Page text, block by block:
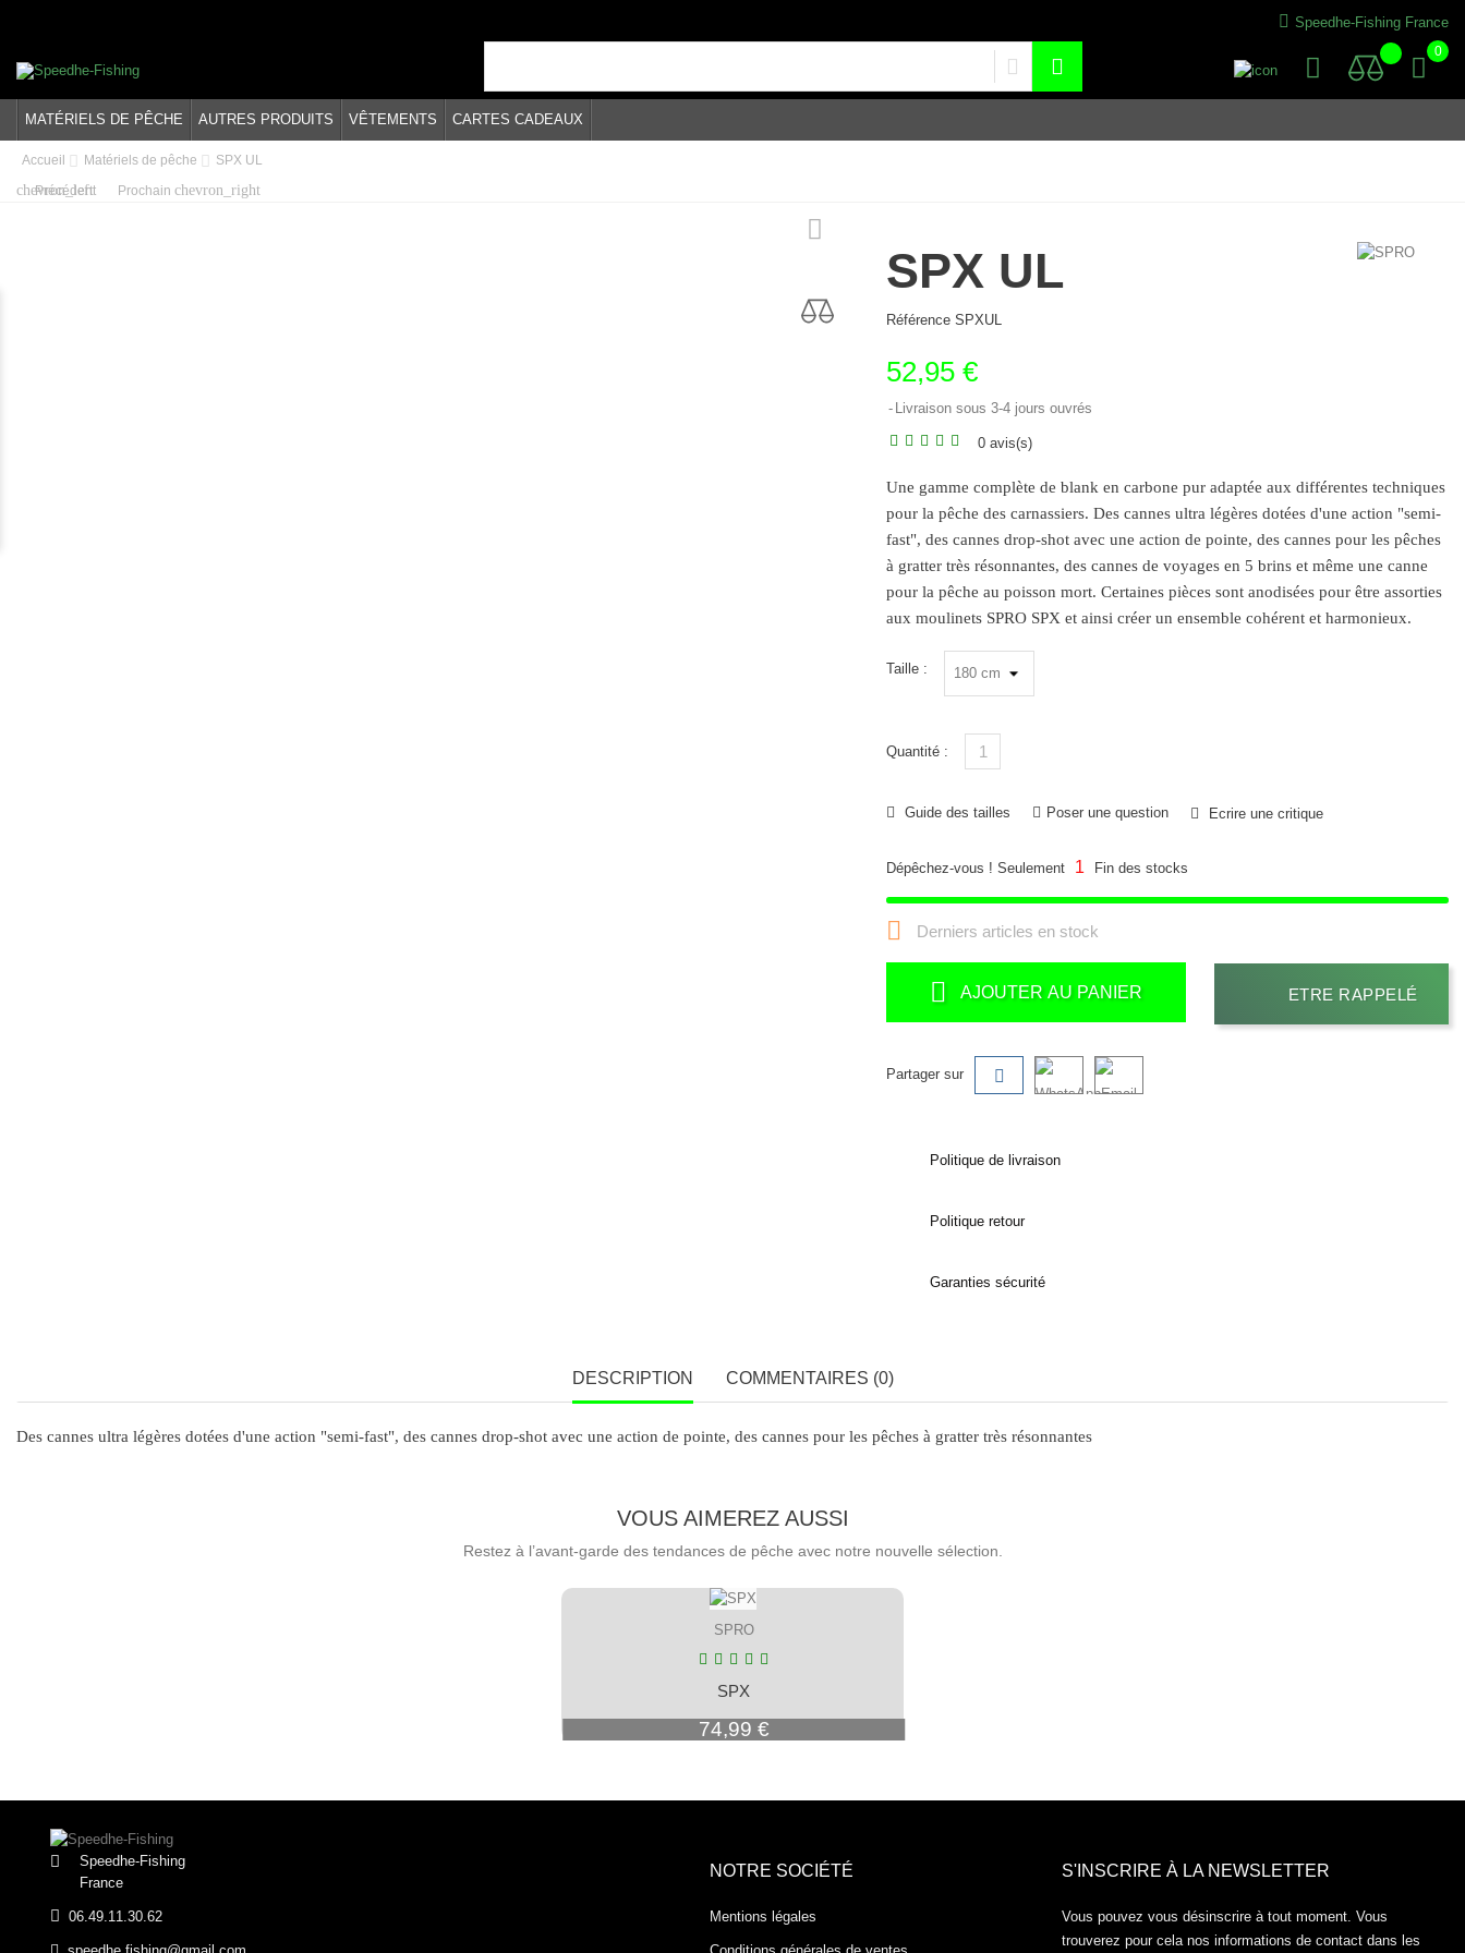
Speedhe-Fishing France
0
MATÉRIELS DE PÊCHE AUTRES PRODUITS VÊTEMENTS CARTES CADEAUX
Accueil Matériels de pêche SPX UL
chevron_left
Précédent Prochain chevron_right
SPX UL
Référence SPXUL
52,95 €
Livraison sous 3-4 jours ouvrés
0 avis(s)
Une gamme complète de blank en carbone pur adaptée aux différentes techniques
pour la pêche des carnassiers. Des cannes ultra légères dotées d'une action "semi-
fast", des cannes drop-shot avec une action de pointe, des cannes pour les pêches
à gratter très résonnantes, des cannes de voyages en 5 brins et même une canne
pour la pêche au poisson mort. Certaines pièces sont anodisées pour être assorties
aux moulinets SPRO SPX et ainsi créer un ensemble cohérent et harmonieux.
Taille :
Quantité :
Guide des tailles Poser une question Ecrire une critique
Dépêchez-vous ! Seulement 1 Fin des stocks
 Derniers articles en stock
AJOUTER AU PANIER ETRE RAPPELÉ
Partager sur
Politique de livraison
Politique retour
Garanties sécurité
DESCRIPTION COMMENTAIRES (0)
Des cannes ultra légères dotées d'une action "semi-fast", des cannes drop-shot avec une action de pointe, des cannes pour les pêches à gratter très résonnantes
VOUS AIMEREZ AUSSI
Restez à l’avant-garde des tendances de pêche avec notre nouvelle sélection.
SPRO
SPX
74,99 €Prix
Speedhe-Fishing
France
06.49.11.30.62
NOTRE SOCIÉTÉ
Mentions légales
S'INSCRIRE À LA NEWSLETTER
Vous pouvez vous désinscrire à tout moment. Vous
trouverez pour cela nos informations de contact dans les